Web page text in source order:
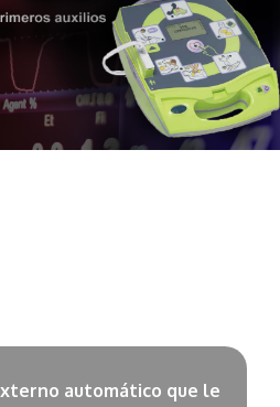
automático que le